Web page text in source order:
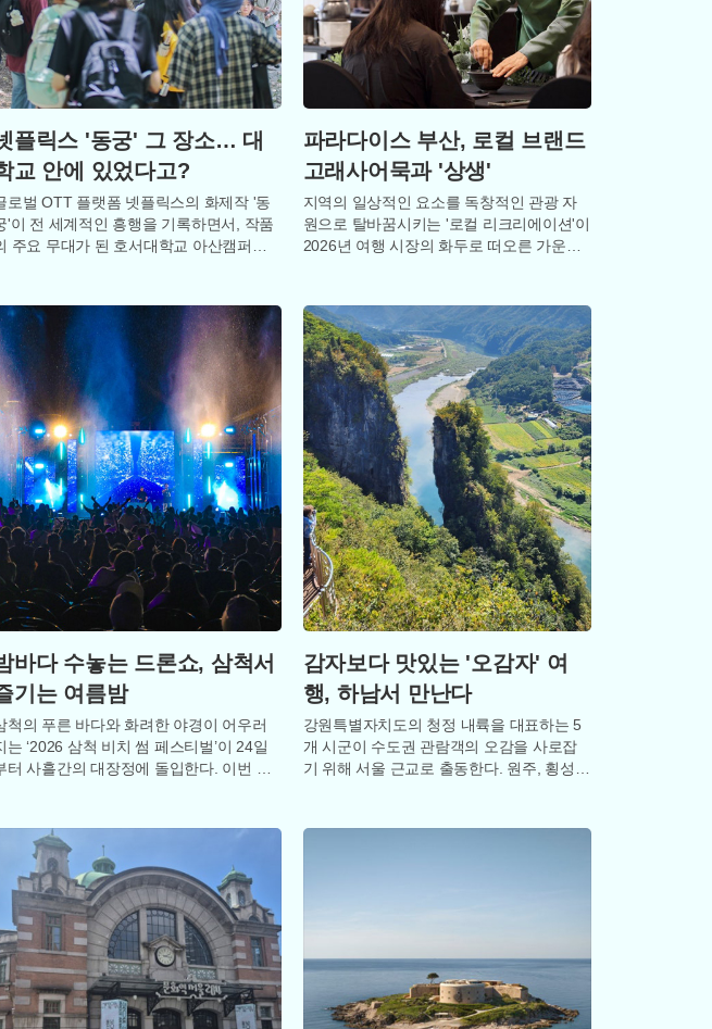
플릭스 '동궁' 그 장소… 대
교 안에 있었다고?
로벌 OTT 플랫폼 넷플릭스의 화제작 '동
'이 전 세계적인 흥행을 기록하면서, 작품
주요 무대가 된 호서대학교 아산캠퍼스
파라다이스 부산, 로컬 브랜드
고래사어묵과 '상생'
지역의 일상적인 요소를 독창적인 관광 자
원으로 탈바꿈시키는 '로컬 리크리에이션'이
2026년 여행 시장의 화두로 떠오른 가운데,
바다 수놓는 드론쇼, 삼척서
기는 여름밤
척의 푸른 바다와 화려한 야경이 어우러
는 ‘2026 삼척 비치 썸 페스티벌’이 24일
터 사흘간의 대장정에 돌입한다. 이번 축
감자보다 맛있는 '오감자' 여
행, 하남서 만난다
강원특별자치도의 청정 내륙을 대표하는 5
개 시군이 수도권 관람객의 오감을 사로잡
기 위해 서울 근교로 출동한다. 원주, 횡성,